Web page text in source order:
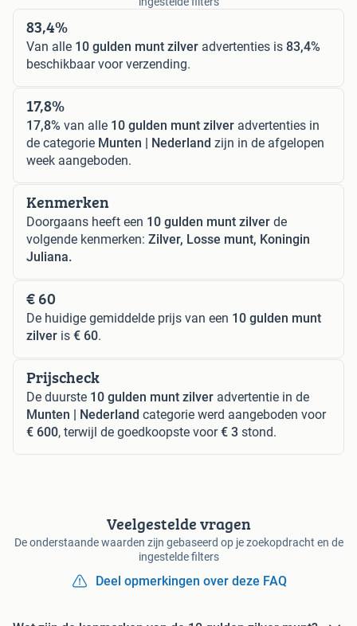
83,4%
Van alle 10 gulden munt zilver advertenties is 83,4%
beschikbaar voor verzending.
17,8%
17,8% van alle 10 gulden munt zilver advertenties in
de categorie Munten | Nederland zijn in de afgelopen
week aangeboden.
Kenmerken
Doorgaans heeft een 10 gulden munt zilver de
volgende kenmerken: Zilver, Losse munt, Koningin
Juliana.
€ 60
De huidige gemiddelde prijs van een 10 gulden munt
zilver is € 60.
Prijscheck
De duurste 10 gulden munt zilver advertentie in de
Munten | Nederland categorie werd aangeboden voor
€ 600, terwijl de goedkoopste voor€ 3 stond.
Veelgestelde vragen
De onderstaande waarden zijn gebaseerd op je zoekopdracht en de
ingestelde filters
Deel opmerkingen over deze FAQ